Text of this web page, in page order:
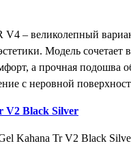
V4 – великолепный
Модель сочетает
а прочная подошва
с неровной
V2 Black Silver